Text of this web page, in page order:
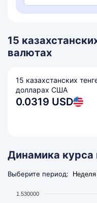
15
валютах
15 казахстанских
долларах США
0.0319 USD
Динамика курса
Выберите период:
1.530000